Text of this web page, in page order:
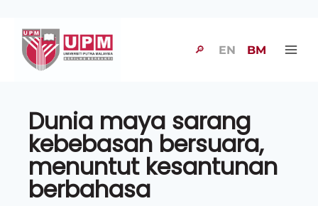
🔎 EN BM
Dunia maya sarang
kebebasan bersuara,
menuntut kesantunan
berbahasa